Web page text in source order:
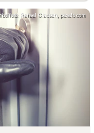
Rafael Classen, pexels.com